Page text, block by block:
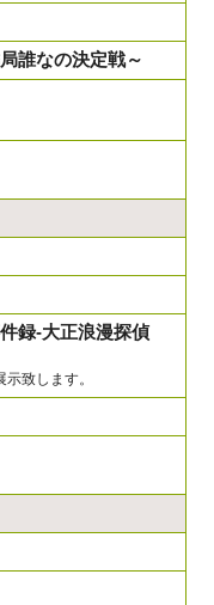
誰なの決定戦～
録-大正浪漫探偵
致します。